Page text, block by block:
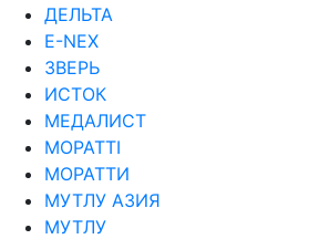
ДЕЛЬТА
Е-NEX
ЗВЕРЬ
ИСТОК
МЕДАЛИСТ
МОРАТТI
МОРАТТИ
МУТЛУ АЗИЯ
МУТЛУ